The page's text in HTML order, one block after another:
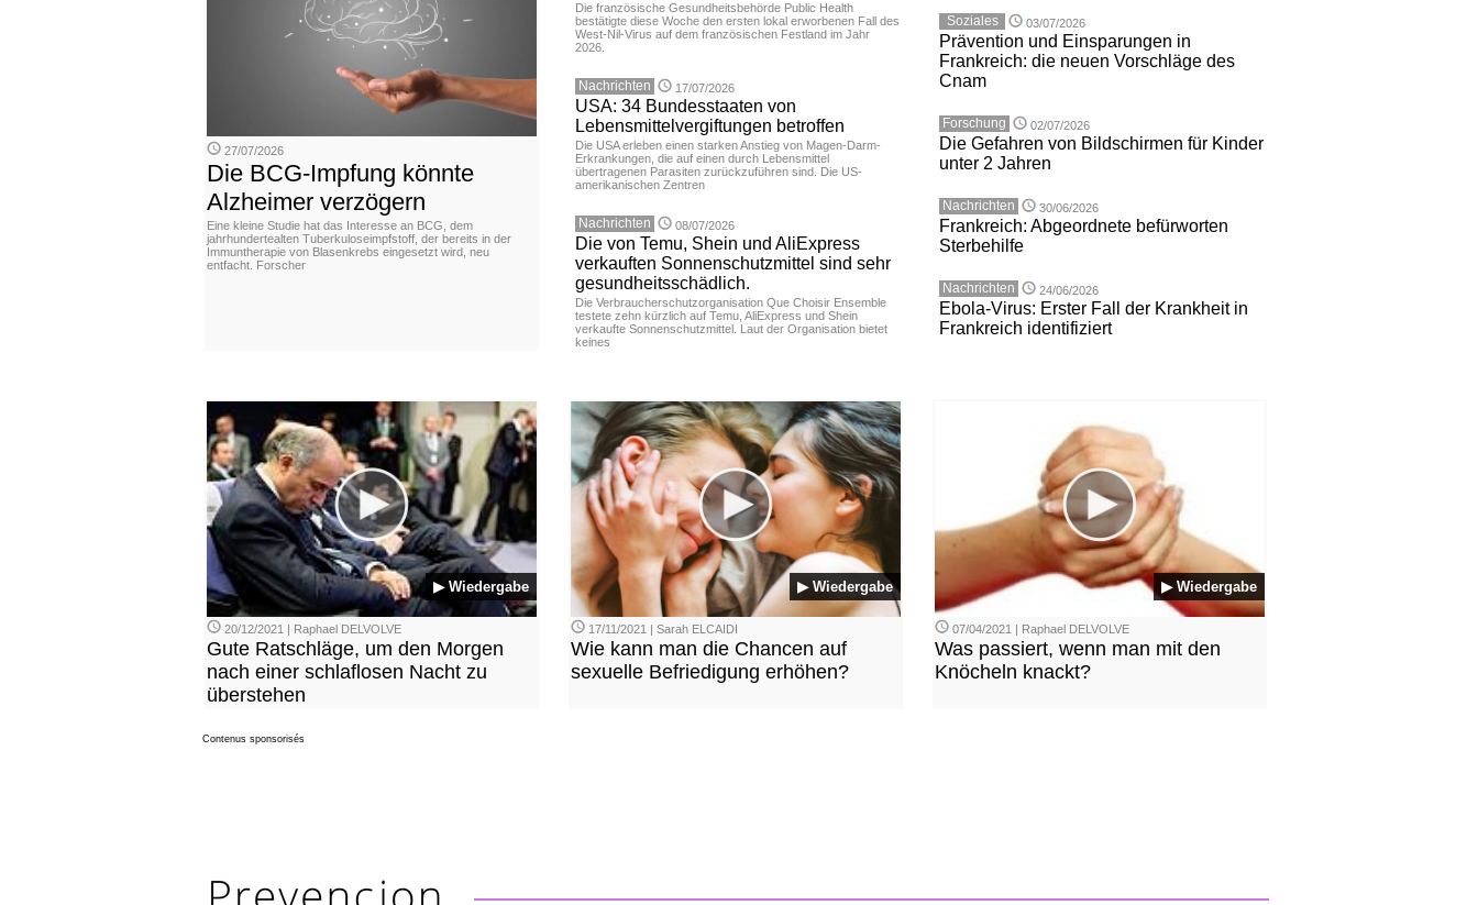
27/07/2026
Die BCG-Impfung könnte
Alzheimer verzögern
Eine kleine Studie hat das Interesse an BCG, dem
jahrhundertealten Tuberkuloseimpfstoff, der bereits in der
Immuntherapie von Blasenkrebs eingesetzt wird, neu
entfacht. Forscher
Die französische Gesundheitsbehörde Public Health
bestätigte diese Woche den ersten lokal erworbenen Fall des
West-Nil-Virus auf dem französischen Festland im Jahr
2026.
Nachrichten 17/07/2026
USA: 34 Bundesstaaten von
Lebensmittelvergiftungen betroffen
Die USA erleben einen starken Anstieg von Magen-Darm-
Erkrankungen, die auf einen durch Lebensmittel
übertragenen Parasiten zurückzuführen sind. Die US-
amerikanischen Zentren
Nachrichten 08/07/2026
Die von Temu, Shein und AliExpress
verkauften Sonnenschutzmittel sind sehr
gesundheitsschädlich.
Die Verbraucherschutzorganisation Que Choisir Ensemble
testete zehn kürzlich auf Temu, AliExpress und Shein
verkaufte Sonnenschutzmittel. Laut der Organisation bietet
keines
Soziales 03/07/2026
Prävention und Einsparungen in
Frankreich: die neuen Vorschläge des
Cnam
Forschung 02/07/2026
Die Gefahren von Bildschirmen für Kinder
unter 2 Jahren
Nachrichten 30/06/2026
Frankreich: Abgeordnete befürworten
Sterbehilfe
Nachrichten 24/06/2026
Ebola-Virus: Erster Fall der Krankheit in
Frankreich identifiziert
▶ Wiedergabe
20/12/2021 | Raphael DELVOLVE
Gute Ratschläge, um den Morgen
nach einer schlaflosen Nacht zu
überstehen
▶ Wiedergabe
17/11/2021 | Sarah ELCAIDI
Wie kann man die Chancen auf
sexuelle Befriedigung erhöhen?
▶ Wiedergabe
07/04/2021 | Raphael DELVOLVE
Was passiert, wenn man mit den
Knöcheln knackt?
Contenus sponsorisés